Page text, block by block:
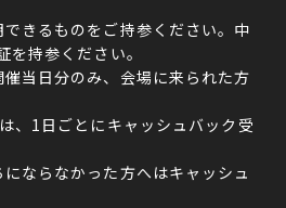
きるものをご持参ください。中
持参ください。
当日分のみ、会場に来られた方
、1日ごとにキャッシュバック受
ならなかった方へはキャッシュ